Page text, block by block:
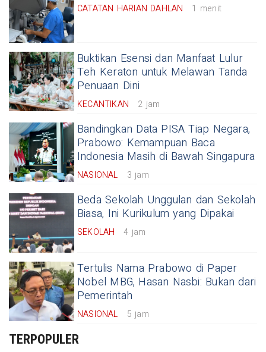
CATATAN HARIAN DAHLAN 1 menit
Buktikan Esensi dan Manfaat Lulur
Teh Keraton untuk Melawan Tanda
Penuaan Dini
KECANTIKAN 2 jam
Bandingkan Data PISA Tiap Negara,
Prabowo: Kemampuan Baca
Indonesia Masih di Bawah Singapura
NASIONAL 3 jam
Beda Sekolah Unggulan dan Sekolah
Biasa, Ini Kurikulum yang Dipakai
SEKOLAH 4 jam
Tertulis Nama Prabowo di Paper
Nobel MBG, Hasan Nasbi: Bukan dari
Pemerintah
NASIONAL 5 jam
TERPOPULER